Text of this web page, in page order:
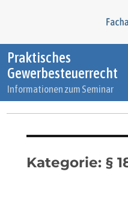
Praktisches
Gewerbesteuerrecht
Informationen zum Seminar
Kategorie: §